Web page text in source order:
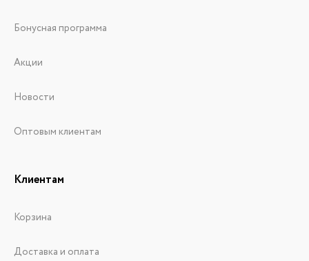
Бонусная программа
Акции
Новости
Оптовым клиентам
Клиентам
Корзина
Доставка и оплата